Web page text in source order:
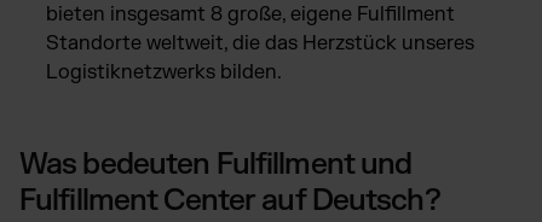
bieten insgesamt 8 große, eigene Fulfillment
Standorte weltweit, die das Herzstück unseres
Logistiknetzwerks bilden.
Was bedeuten Fulfillment und
Fulfillment Center auf Deutsch?